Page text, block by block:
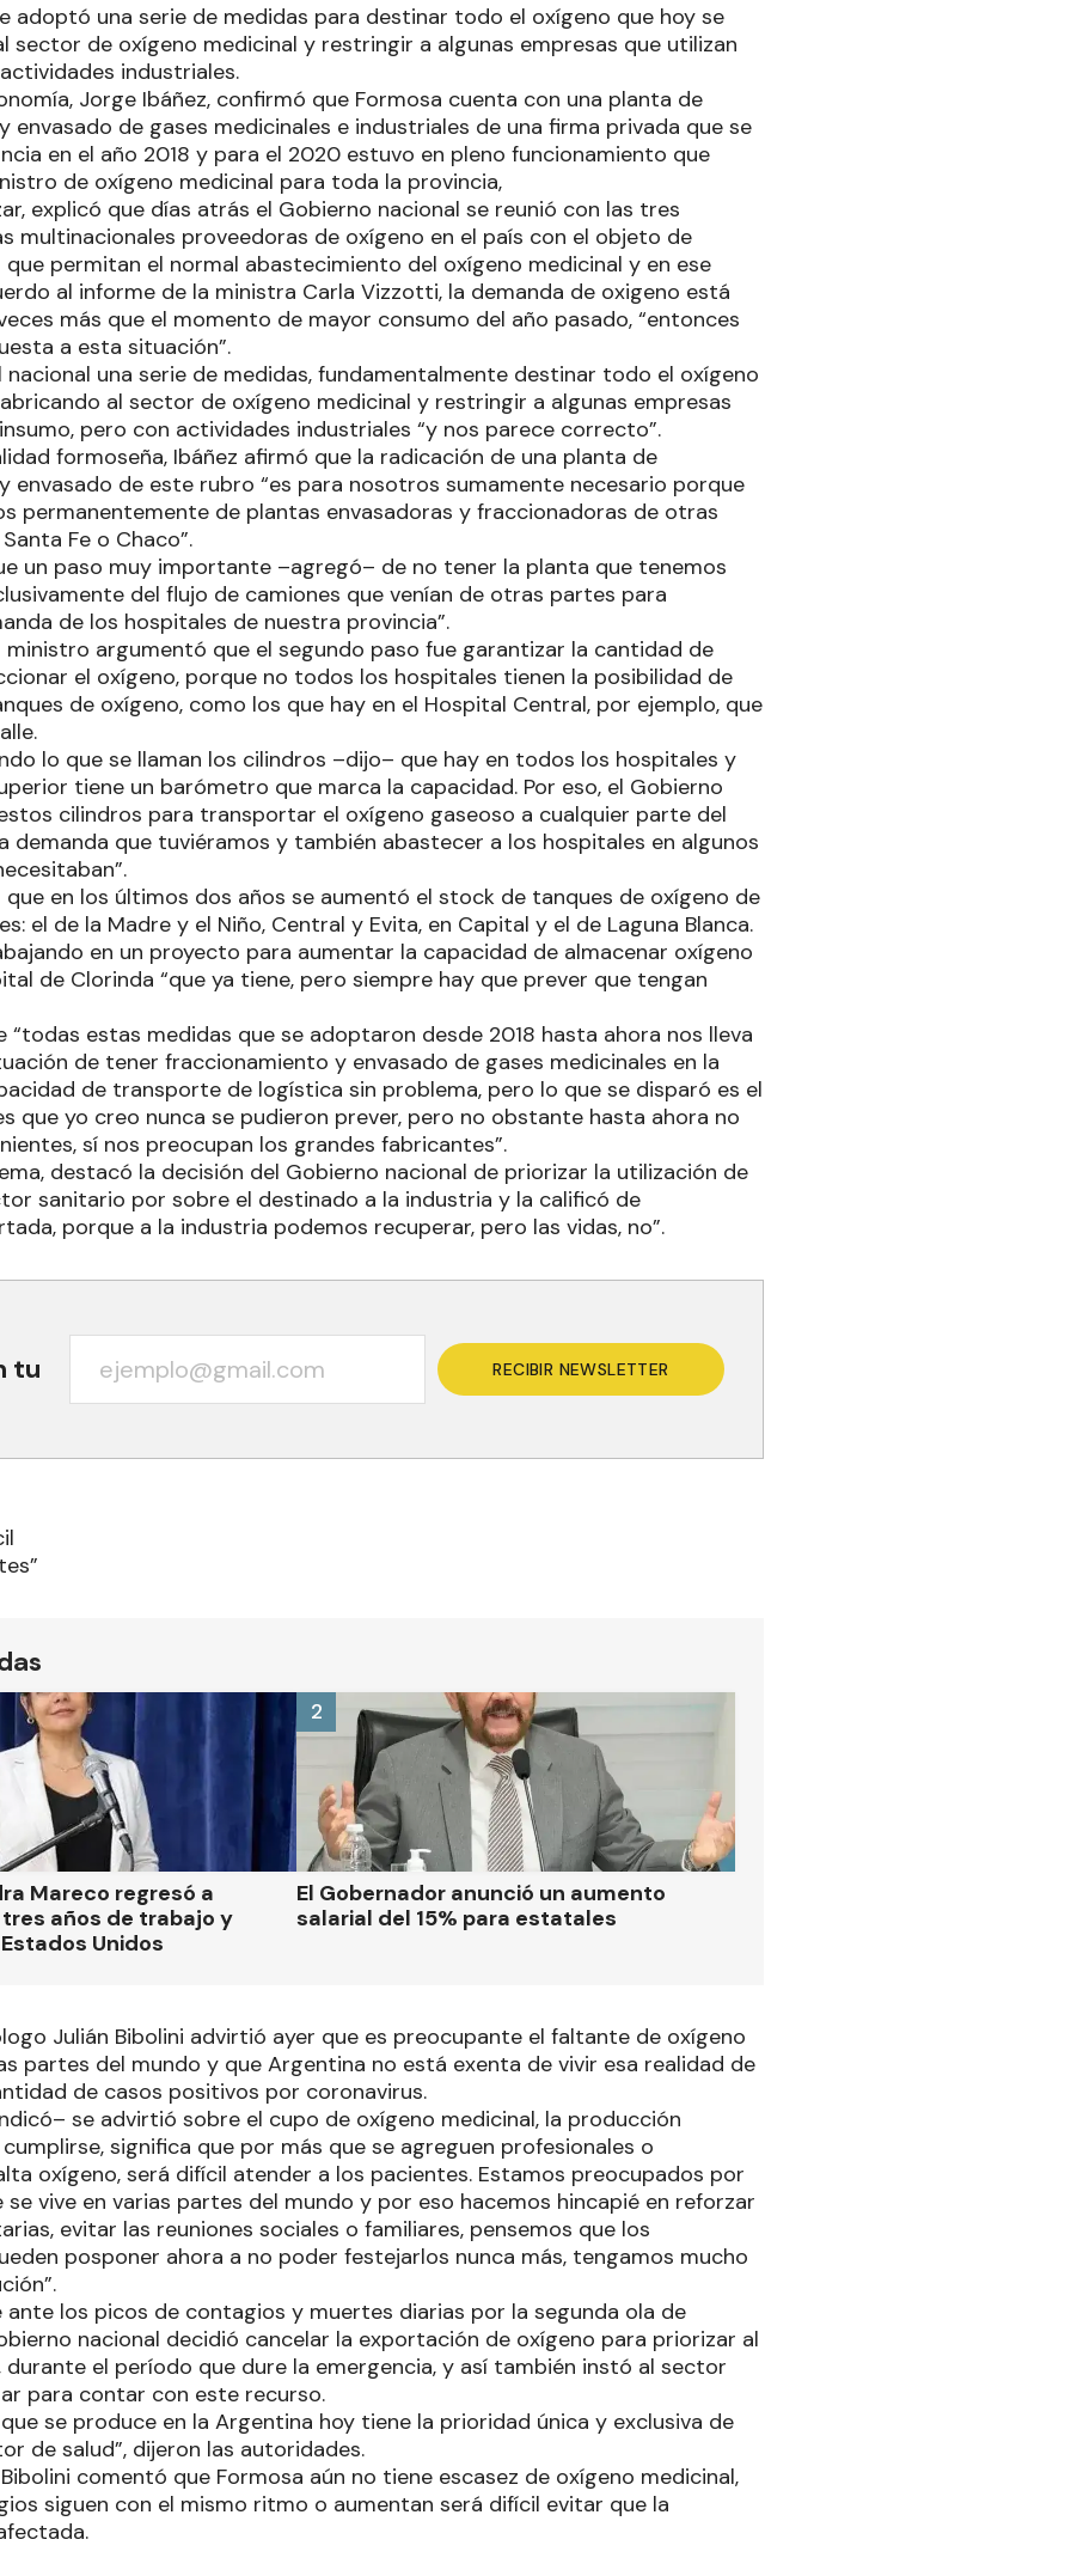
adoptó una serie de medidas para destinar todo el oxígeno que hoy se
sector de oxígeno medicinal y restringir a algunas empresas que utilizan
industriales.
Jorge Ibáñez, confirmó que Formosa cuenta con una planta de
envasado de gases medicinales e industriales de una firma privada que se
en el año 2018 y para el 2020 estuvo en pleno funcionamiento que
de oxígeno medicinal para toda la provincia,
explicó que días atrás el Gobierno nacional se reunió con las tres
multinacionales proveedoras de oxígeno en el país con el objeto de
permitan el normal abastecimiento del oxígeno medicinal y en ese
al informe de la ministra Carla Vizzotti, la demanda de oxigeno está
más que el momento de mayor consumo del año pasado, “entonces
a esta situación”.
nacional una serie de medidas, fundamentalmente destinar todo el oxígeno
al sector de oxígeno medicinal y restringir a algunas empresas
pero con actividades industriales “y nos parece correcto”.
formoseña, Ibáñez afirmó que la radicación de una planta de
envasado de este rubro “es para nosotros sumamente necesario porque
permanentemente de plantas envasadoras y fraccionadoras de otras
Fe o Chaco”.
un paso muy importante –agregó– de no tener la planta que tenemos
del flujo de camiones que venían de otras partes para
de los hospitales de nuestra provincia”.
ministro argumentó que el segundo paso fue garantizar la cantidad de
el oxígeno, porque no todos los hospitales tienen la posibilidad de
de oxígeno, como los que hay en el Hospital Central, por ejemplo, que
lo que se llaman los cilindros –dijo– que hay en todos los hospitales y
tiene un barómetro que marca la capacidad. Por eso, el Gobierno
cilindros para transportar el oxígeno gaseoso a cualquier parte del
demanda que tuviéramos y también abastecer a los hospitales en algunos
que en los últimos dos años se aumentó el stock de tanques de oxígeno de
el de la Madre y el Niño, Central y Evita, en Capital y el de Laguna Blanca.
en un proyecto para aumentar la capacidad de almacenar oxígeno
de Clorinda “que ya tiene, pero siempre hay que prever que tengan
“todas estas medidas que se adoptaron desde 2018 hasta ahora nos lleva
de tener fraccionamiento y envasado de gases medicinales en la
de transporte de logística sin problema, pero lo que se disparó es el
que yo creo nunca se pudieron prever, pero no obstante hasta ahora no
sí nos preocupan los grandes fabricantes”.
destacó la decisión del Gobierno nacional de priorizar la utilización de
sanitario por sobre el destinado a la industria y la calificó de
porque a la industria podemos recuperar, pero las vidas, no”.
tu RECIBIR NEWSLETTER
Mareco regresó a
años de trabajo y
Unidos
El Gobernador anunció un aumento
salarial del 15% para estatales
2
Julián Bibolini advirtió ayer que es preocupante el faltante de oxígeno
partes del mundo y que Argentina no está exenta de vivir esa realidad de
de casos positivos por coronavirus.
se advirtió sobre el cupo de oxígeno medicinal, la producción
significa que por más que se agreguen profesionales o
oxígeno, será difícil atender a los pacientes. Estamos preocupados por
se vive en varias partes del mundo y por eso hacemos hincapié en reforzar
evitar las reuniones sociales o familiares, pensemos que los
posponer ahora a no poder festejarlos nunca más, tengamos mucho
ante los picos de contagios y muertes diarias por la segunda ola de
nacional decidió cancelar la exportación de oxígeno para priorizar al
durante el período que dure la emergencia, y así también instó al sector
para contar con este recurso.
se produce en la Argentina hoy tiene la prioridad única y exclusiva de
de salud”, dijeron las autoridades.
comentó que Formosa aún no tiene escasez de oxígeno medicinal,
siguen con el mismo ritmo o aumentan será difícil evitar que la